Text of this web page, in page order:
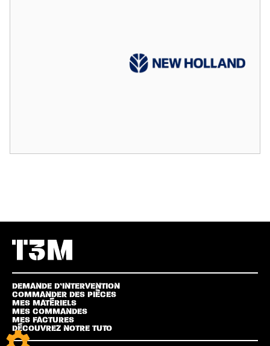
DEMANDE D’INTERVENTION
COMMANDER DES PIÈCES
MES MATÉRIELS
MES COMMANDES
MES FACTURES
DÉCOUVREZ NOTRE TUTO